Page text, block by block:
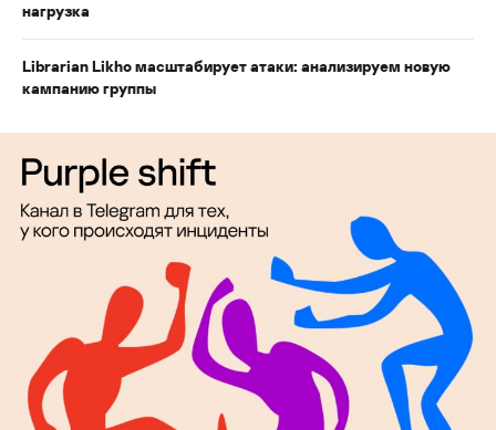
нагрузка
Librarian Likho масштабирует атаки: анализируем новую
кампанию группы